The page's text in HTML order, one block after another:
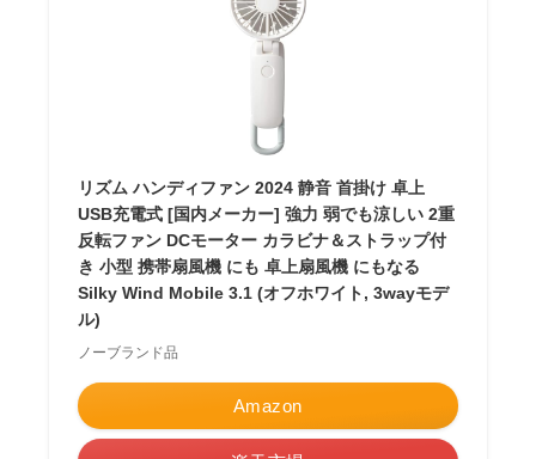
リズム ハンディファン 2024 静音 首掛け 卓上
USB充電式 [国内メーカー] 強力 弱でも涼しい 2重
反転ファン DCモーター カラビナ＆ストラップ付
き 小型 携帯扇風機 にも 卓上扇風機 にもなる
Silky Wind Mobile 3.1 (オフホワイト, 3wayモデ
ル)
ノーブランド品
Amazon